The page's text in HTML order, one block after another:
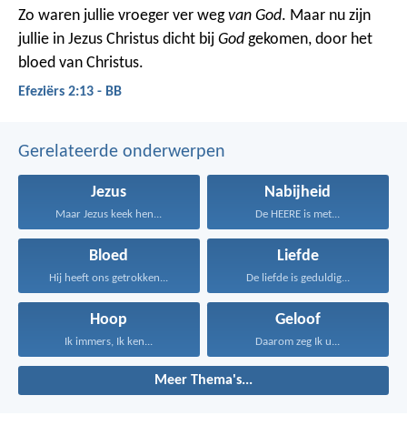
Zo waren jullie vroeger ver wegvan God. Maar nu zijn
jullie in Jezus Christus dicht bij God gekomen, door het
bloed van Christus.
Efeziërs 2:13 - BB
Gerelateerde onderwerpen
Jezus
Maar Jezus keek hen...
Nabijheid
De HEERE is met...
Bloed
Hij heeft ons getrokken...
Liefde
De liefde is geduldig...
Hoop
Ik immers, Ik ken...
Geloof
Daarom zeg Ik u...
Meer Thema's...